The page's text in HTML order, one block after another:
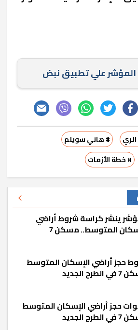
علي تطبيق نبض
# هاني سويلم
# خطة الأزمات
ينشر كراسة شروط أراضي
المتوسط.. مسكن 7
حجز أراضي الإسكان المتوسط
الجديد
حجز أراضي الإسكان المتوسط
الجديد